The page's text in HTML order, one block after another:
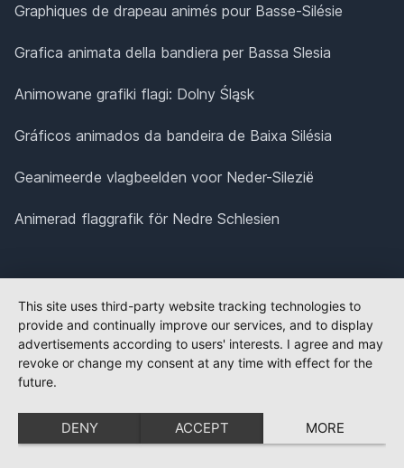
Graphiques de drapeau animés pour Basse-Silésie
Grafica animata della bandiera per Bassa Slesia
Animowane grafiki flagi: Dolny Śląsk
Gráficos animados da bandeira de Baixa Silésia
Geanimeerde vlagbeelden voor Neder-Silezië
Animerad flaggrafik för Nedre Schlesien
This site uses third-party website tracking technologies to
provide and continually improve our services, and to display
advertisements according to users' interests. I agree and may
revoke or change my consent at any time with effect for the
future.
DENY ACCEPT MORE